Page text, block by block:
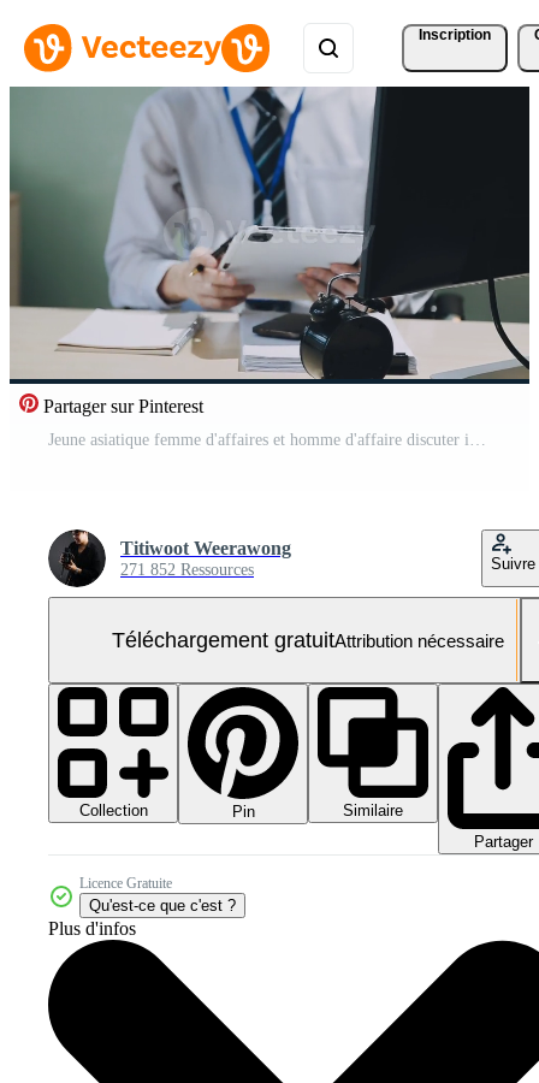
Inscription
Partager sur Pinterest
Jeune asiatique femme d'affaires et homme d'affaire discuter investissement projet travail et Planification stratégie sur numérique tablette. affaires gens parlant ensemble avec tablette à bureau. Vidéo Gratuite
Titiwoot Weerawong
271 852 Ressources Suivre
Téléchargement gratuitAttribution nécessaire
Collection Pin
Similaire
Partager
Licence Gratuite
Qu'est-ce que c'est ?
Plus d'infos